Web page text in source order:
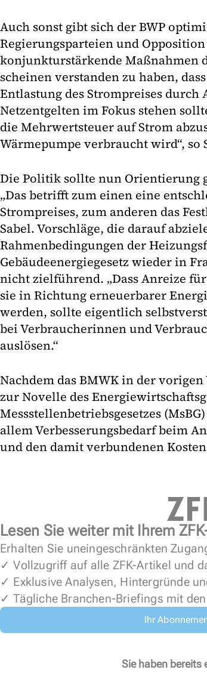
Auch sonst gibt sich der BWP
Regierungsparteien und
konjunkturstärkende Maßnahmen
scheinen verstanden zu haben,
Entlastung des Strompreises
Netzentgelten im Fokus stehen
die Mehrwertsteuer auf Strom
Wärmepumpe verbraucht wird“, so
Die Politik sollte nun Orientierung
„Das betrifft zum einen eine
Strompreises, zum anderen das
Sabel. Vorschläge, die darauf
Rahmenbedingungen der
Gebäudeenergiegesetz wieder in
nicht zielführend. „Dass Anreize
sie in Richtung erneuerbarer
werden, sollte eigentlich
bei Verbraucherinnen und
auslösen.“
Nachdem das BMWK in der
zur Novelle des
Messstellenbetriebsgesetzes
allem Verbesserungsbedarf beim
und den damit verbundenen
Lesen Sie weiter mit Ihrem
Erhalten Sie uneingeschränkten
✓ Vollzugriff auf alle ZFK-Artikel und
✓ Exklusive Analysen, Hintergründe
✓ Tägliche Branchen-Briefings mit
Ihr
Sie haben bereits